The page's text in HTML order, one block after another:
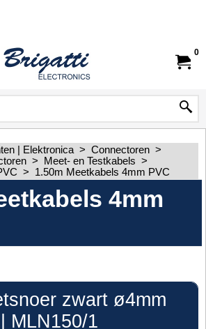
0
| Elektronica > Connectoren >
> Meet- en Testkabels >
> 1.50m Meetkabels 4mm PVC
4mm
zwart ø4mm
MLN150/1